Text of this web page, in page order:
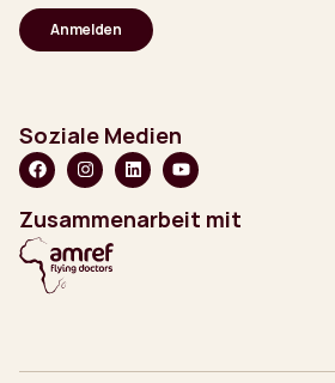
(erforderlich)
Soziale Medien
Zusammenarbeit mit